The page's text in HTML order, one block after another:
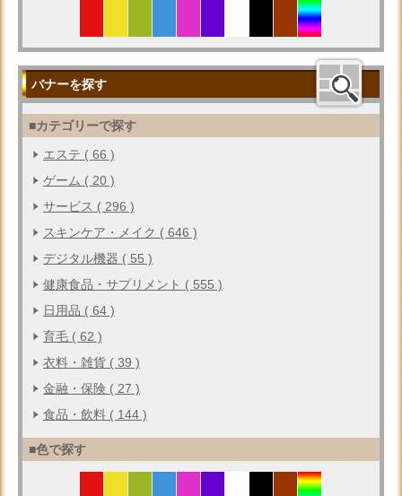
バナーを探す
■カテゴリーで探す
エステ ( 66 )
ゲーム ( 20 )
サービス ( 296 )
スキンケア・メイク ( 646 )
デジタル機器 ( 55 )
健康食品・サプリメント ( 555 )
日用品 ( 64 )
育毛 ( 62 )
衣料・雑貨 ( 39 )
金融・保険 ( 27 )
食品・飲料 ( 144 )
■色で探す